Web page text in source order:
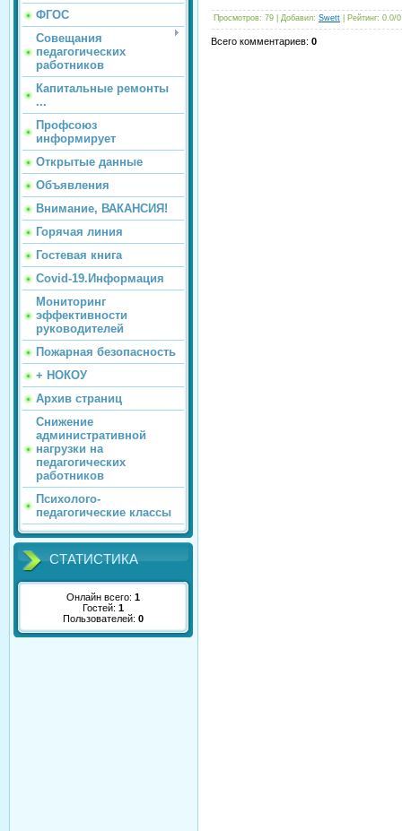
ФГОС
Совещания
педагогических
работников
Капитальные ремонты
...
Профсоюз
информирует
Открытые данные
Объявления
Внимание, ВАКАНСИЯ!
Горячая линия
Гостевая книга
Covid-19.Информация
Мониторинг
эффективности
руководителей
Пожарная безопасность
+ НОКОУ
Архив страниц
Снижение
административной
нагрузки на
педагогических
работников
Психолого-
педагогические классы
СТАТИСТИКА
Онлайн всего: 1
Гостей: 1
Пользователей: 0
Просмотров: 79 | Добавил: Swett Рейтинг: 0.0/0
Всего комментариев: 0